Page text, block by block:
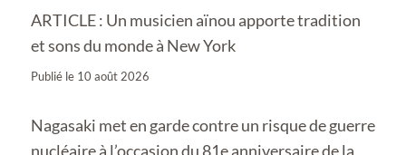
ARTICLE : Un musicien aïnou apporte tradition
et sons du monde à New York
Publié le 10 août 2026
Nagasaki met en garde contre un risque de guerre
nucléaire à l’occasion du 81e anniversaire de la